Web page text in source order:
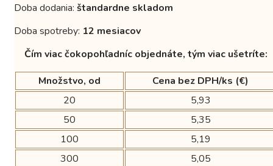
Doba dodania: štandardne skladom
Doba spotreby: 12 mesiacov
Čím viac čokopohľadníc objednáte, tým viac ušetríte:
Množstvo, od
Cena bez DPH/ks (€)
20
5,93
50
5,35
100
5,19
300
5,05